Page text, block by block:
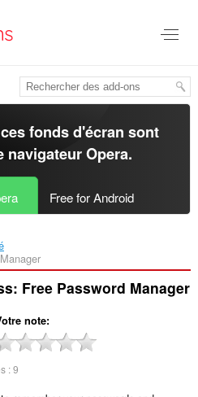
fonds d'écran sont
navigateur Opera.
Free for Android
Free Password Manager
note
:9